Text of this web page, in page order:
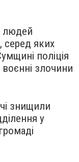
людей
серед яких
поліція
злочини
знищили
у